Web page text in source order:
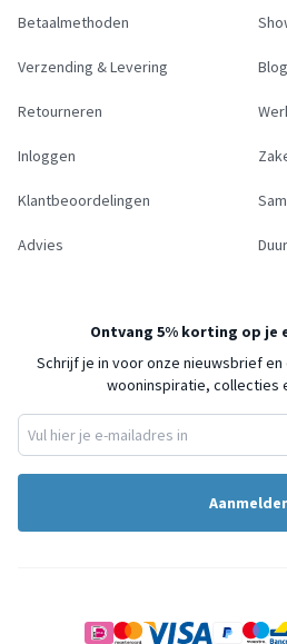
Betaalmethoden
Verzending & Levering
Retourneren
Inloggen
Klantbeoordelingen
Advies
Blog
Ontvang 5% korting op je
Schrijf je in voor onze nieuwsbrief
wooninspiratie, collecties